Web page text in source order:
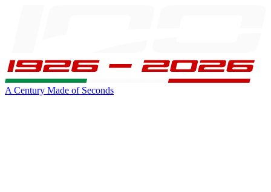
A Century Made of Seconds